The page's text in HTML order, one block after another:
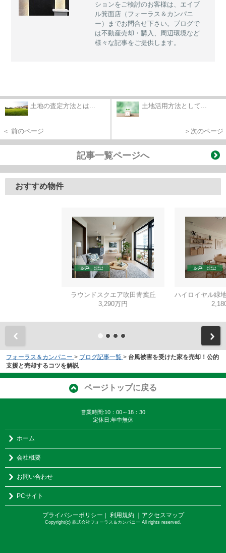
ションをご検討のお客様は、エイブ
ル箕面店（フォーラス＆カンパニ
ー）までお問合せ下さい。ブログで
は不動産売却・購入、周辺環境など
様々な記事をご提供します。
土地の査定方法とは...
＜ 前のページ
土地活用方法として...
＞次のページ
記事一覧ページへ
おすすめ物件
ラウンドスクエア吹田青葉丘
3,290万円
ハイロイヤル緑
フォーラス＆カンパニー > ブログ記事一覧 > 台風被害を受けた家を売却！公的
支援と売却するコツを解説
ページトップに戻る
営業時間:10：00～18：30
定休日:年中無休
ホーム
会社概要
お問い合わせ
PCサイト
プライバシーポリシー 利用規約 ｜アクセスマップ
Copyright(c) 株式会社フォーラス＆カンパニー All rights reserved.